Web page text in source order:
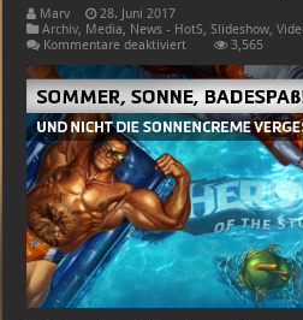
Marv
28. Juni 2017
Archiv, Media, News - HotS,Slideshow,
Kommentare deaktiviertfür
Sonne,
Badespaß!
3,565